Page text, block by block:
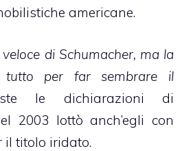
americane.
di Schumacher, ma la
per far sembrare il
le dichiarazioni di
2003 lottò anch’egli con
il titolo iridato.